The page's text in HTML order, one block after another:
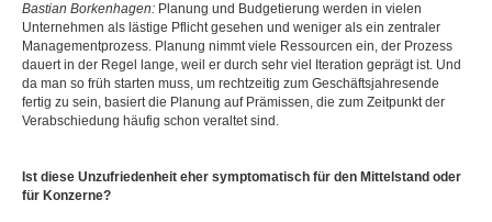
Bastian Borkenhagen: Planung und Budgetierung werden in vielen
Unternehmen als lästige Pflicht gesehen und weniger als ein zentraler
Managementprozess. Planung nimmt viele Ressourcen ein, der Prozess
dauert in der Regel lange, weil er durch sehr viel Iteration geprägt ist. Und
da man so früh starten muss, um rechtzeitig zum Geschäftsjahresende
fertig zu sein, basiert die Planung auf Prämissen, die zum Zeitpunkt der
Verabschiedung häufig schon veraltet sind.
Ist diese Unzufriedenheit eher symptomatisch für den Mittelstand oder
für Konzerne?